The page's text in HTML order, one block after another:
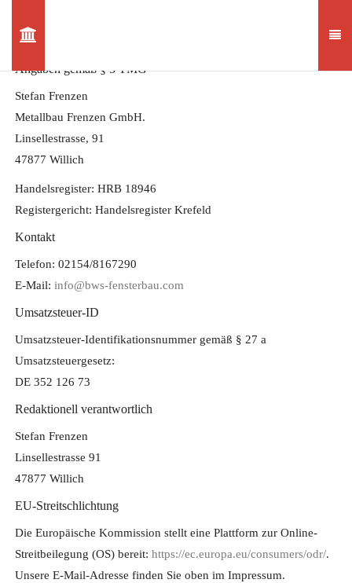
Angaben gemäß § 5 TMG
Stefan Frenzen
Metallbau Frenzen GmbH.
Linsellestrasse, 91
47877 Willich
Handelsregister: HRB 18946
Registergericht: Handelsregister Krefeld
Kontakt
Telefon: 02154/8167290
E-Mail: info@bws-fensterbau.com
Umsatzsteuer-ID
Umsatzsteuer-Identifikationsnummer gemäß § 27 a
Umsatzsteuergesetz:
DE 352 126 73
Redaktionell verantwortlich
Stefan Frenzen
Linsellestrasse 91
47877 Willich
EU-Streitschlichtung
Die Europäische Kommission stellt eine Plattform zur Online-
Streitbeilegung (OS) bereit: https://ec.europa.eu/consumers/odr/.
Unsere E-Mail-Adresse finden Sie oben im Impressum.